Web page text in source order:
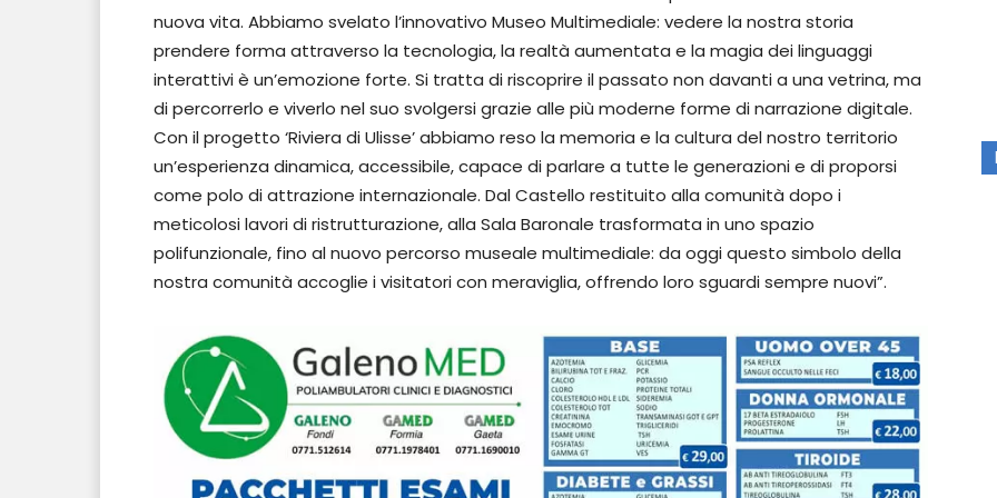
nuova vita. Abbiamo svelato l’innovativo Museo Multimediale: vedere la nostra storia
prendere forma attraverso la tecnologia, la realtà aumentata e la magia dei linguaggi
interattivi è un’emozione forte. Si tratta di riscoprire il passato non davanti a una vetrina, ma
di percorrerlo e viverlo nel suo svolgersi grazie alle più moderne forme di narrazione digitale.
Con il progetto ‘Riviera di Ulisse’ abbiamo reso la memoria e la cultura del nostro territorio
un’esperienza dinamica, accessibile, capace di parlare a tutte le generazioni e di proporsi
come polo di attrazione internazionale. Dal Castello restituito alla comunità dopo i
meticolosi lavori di ristrutturazione, alla Sala Baronale trasformata in uno spazio
polifunzionale, fino al nuovo percorso museale multimediale: da oggi questo simbolo della
nostra comunità accoglie i visitatori con meraviglia, offrendo loro sguardi sempre nuovi”.